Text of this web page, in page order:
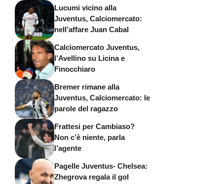
Lucumi vicino alla
Juventus, Calciomercato:
nell’affare Juan Cabal
Calciomercato Juventus,
l’Avellino su Licina e
Finocchiaro
Bremer rimane alla
Juventus, Calciomercato: le
parole del ragazzo
Frattesi per Cambiaso?
Non c’è niente, parla
l’agente
Pagelle Juventus- Chelsea:
Zhegrova regala il gol